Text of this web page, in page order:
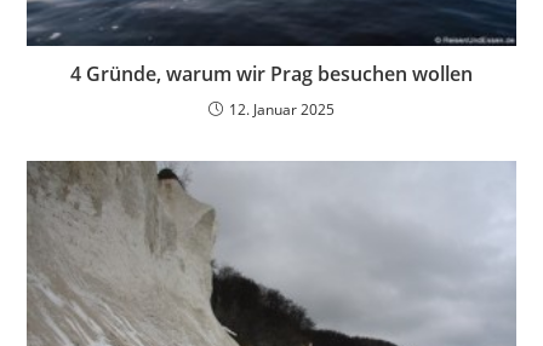
4 Gründe, warum wir Prag besuchen wollen
12. Januar 2025